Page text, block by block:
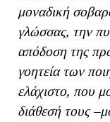
μοναδική
γλώσσας, την
απόδοση της
γοητεία των
ελάχιστο, που
διάθεσή τους